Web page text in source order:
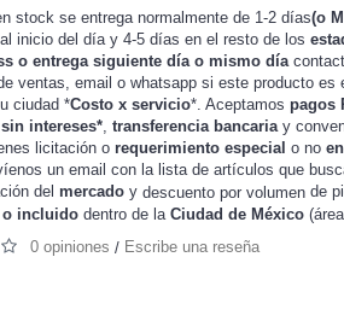
stock se entrega normalmente de 1-2 días(o
inicio del día y 4-5 días en el resto de los
o entrega siguiente día o mismo día
ventas, email o whatsapp si este producto es
ciudad *Costo x servicio*. Aceptamos pagos
intereses* transferencia bancaria y
licitación o requerimiento especial o no
un email con la lista de artículos que
del mercado y descuento por volumen de
incluido dentro de la Ciudad de México
0 opiniones / Escribe una reseña